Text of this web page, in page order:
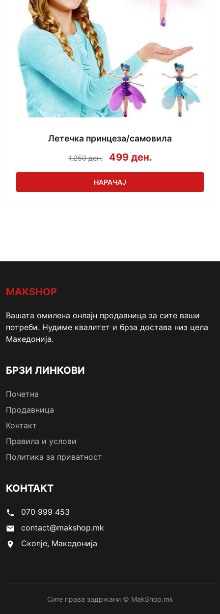
Летечка принцеза/самовила
1.250 ден. 499 ден.
НАРАЧАЈ
MAKSHOP
Вашата омилена онлајн продавница за сите ваши
потреби. Нудиме квалитет и брза достава низ цела
Македонија.
БРЗИ ЛИНКОВИ
Почетна
Продавница
Контакт
Правила и услови
Политика за приватност
КОНТАКТ
phone 070 999 453
email contact@makshop.mk
location_on Скопје, Македонија
Сите права задржани © MakShop.mk